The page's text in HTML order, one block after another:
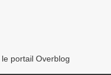
portail Overblog